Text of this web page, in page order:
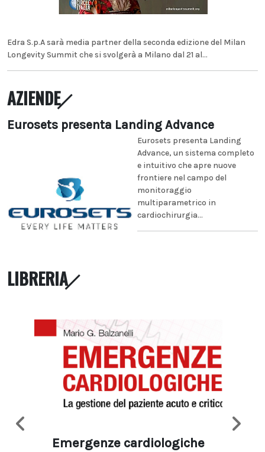
Edra S.p.A sarà media partner della seconda edizione del Milan
Longevity Summit che si svolgerà a Milano dal 21 al...
AZIENDE
Eurosets presenta Landing Advance
Eurosets presenta Landing
Advance, un sistema completo
e intuitivo che apre nuove
frontiere nel campo del
monitoraggio
multiparametrico in
cardiochirurgia...
LIBRERIA
Emergenze cardiologiche